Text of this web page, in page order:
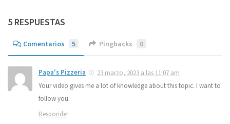
5 RESPUESTAS
Comentarios 5 Pingbacks 0
Papa's Pizzeria
23 marzo, 2023 a las 11:07 am
Your video gives me a lot of knowledge about this topic. I want to
follow you.
Responder